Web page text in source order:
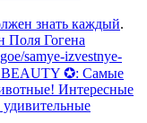
знать каждый.
Поля Гогена
samye-izvestnye-
BEAUTY ✪: Самые
Интересные